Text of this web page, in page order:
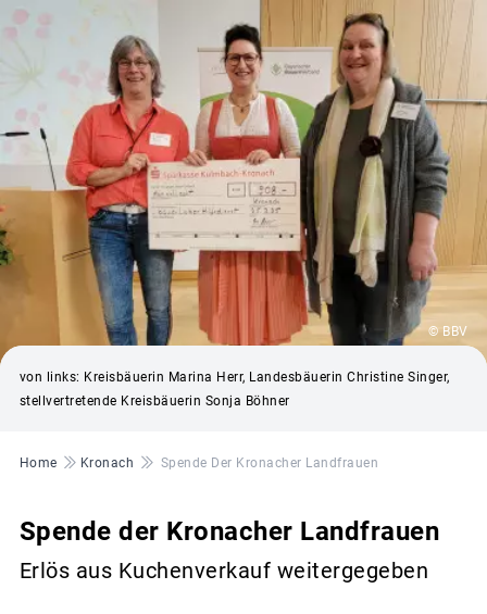
© BBV
von links: Kreisbäuerin Marina Herr, Landesbäuerin Christine Singer,
stellvertretende Kreisbäuerin Sonja Böhner
Pfadnavigation
Home Kronach Spende Der Kronacher Landfrauen
Spende der Kronacher Landfrauen
Erlös aus Kuchenverkauf weitergegeben